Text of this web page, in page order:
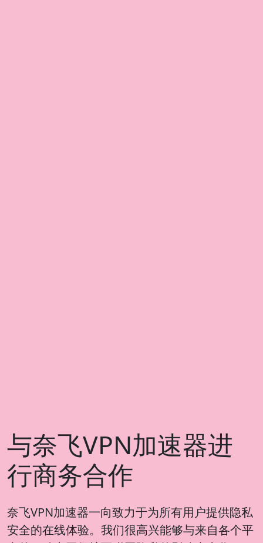
与奈飞VPN加速器进
行商务合作
奈飞VPN加速器一向致力于为所有用户提供隐私
安全的在线体验。我们很高兴能够与来自各个平